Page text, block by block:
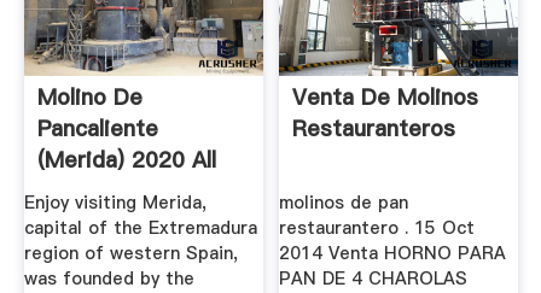
Molino De
Pancaliente
(Merida) 2020 All
You Need To Know
...
Enjoy visiting Merida,
capital of the Extremadura
region of western Spain,
was founded by the
Venta De Molinos
Restauranteros
molinos de pan
restaurantero . 15 Oct
2014 Venta HORNO PARA
PAN DE 4 CHAROLAS